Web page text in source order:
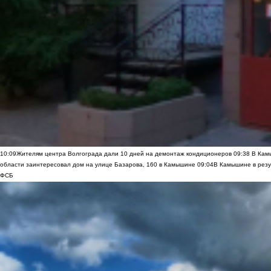
10:09Жителям центра Волгограда дали 10 дней на демонтаж кондиционеров 09:38 В
области заинтересовал дом на улице Базарова, 160 в Камышине 09:04В Камышине в
ФСБ